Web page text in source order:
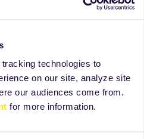
technologies to
on our site, analyze site
our audiences come from.
for more information.
mai mult